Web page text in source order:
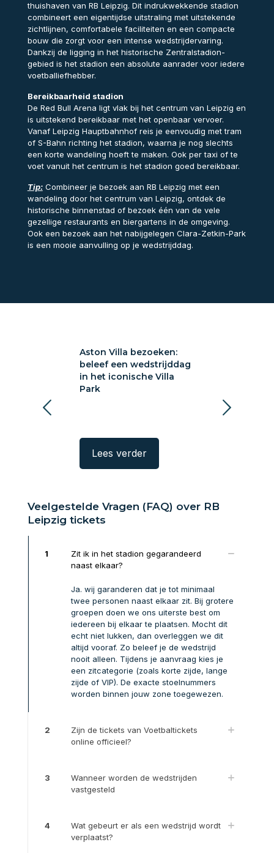
thuishaven van RB Leipzig. Dit indrukwekkende stadion
combineert een eigentijdse uitstraling met uitstekende
zichtlijnen, comfortabele faciliteiten en een compacte
bouw die zorgt voor een intense wedstrijdervaring.
Dankzij de ligging in het historische Zentralstadion-
gebied is het stadion een absolute aanrader voor iedere
voetballiefhebber.
Bereikbaarheid stadion
De Red Bull Arena ligt vlak bij het centrum van Leipzig en
is uitstekend bereikbaar met het openbaar vervoer.
Vanaf Leipzig Hauptbahnhof reis je eenvoudig met tram
of S-Bahn richting het stadion, waarna je nog slechts
een korte wandeling hoeft te maken. Ook per taxi of te
voet vanuit het centrum is het stadion goed bereikbaar.
Tip:Combineer je bezoek aan RB Leipzig met een
wandeling door het centrum van Leipzig, ontdek de
historische binnenstad of bezoek één van de vele
gezellige restaurants en biergartens in de omgeving.
Ook een bezoek aan het nabijgelegen Clara-Zetkin-Park
is een mooie aanvulling op je wedstrijddag.
Aston Villa bezoeken:
beleef een wedstrijddag
in het iconische Villa
Park
Lees verder
Veelgestelde Vragen (FAQ) over RB
Leipzig tickets
1
Zit ik in het stadion gegarandeerd
naast elkaar?
Ja. wij garanderen dat je tot minimaal
twee personen naast elkaar zit. Bij grotere
groepen doen we ons uiterste best om
iedereen bij elkaar te plaatsen. Mocht dit
echt niet lukken, dan overleggen we dit
altijd vooraf. Zo beleef je de wedstrijd
nooit alleen. Tijdens je aanvraag kies je
een zitcategorie (zoals korte zijde, lange
zijde of VIP). De exacte stoelnummers
worden binnen jouw zone toegewezen.
2
Zijn de tickets van Voetbaltickets
online officieel?
3
Wanneer worden de wedstrijden
vastgesteld
4
Wat gebeurt er als een wedstrijd wordt
verplaatst?